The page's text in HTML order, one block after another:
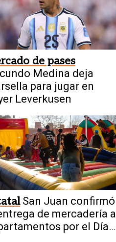
de pases
Medina deja
para jugar en
Leverkusen
San Juan confirmó
de mercadería a
por el Día